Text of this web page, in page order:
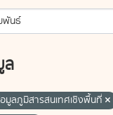
ล
มูลภูมิสารสนเทศเชิงพื้นที่